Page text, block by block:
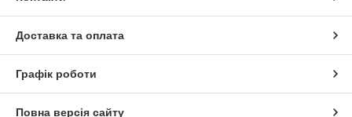
Доставка та оплата
Графік роботи
Повна версія сайту